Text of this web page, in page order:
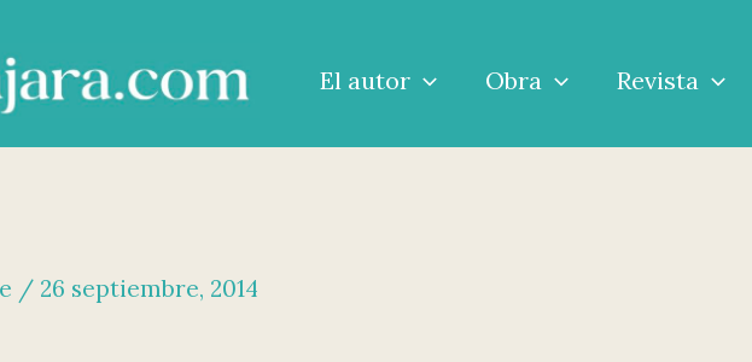
El autor Obra Revista
/ 26 septiembre, 2014